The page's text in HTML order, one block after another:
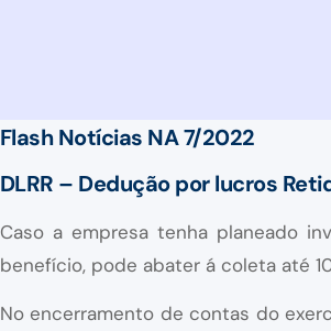
Flash Notícias NA 7/2022
DLRR – Dedução por lucros
Caso a empresa tenha planeado
benefício, pode abater á coleta até
No encerramento de contas do